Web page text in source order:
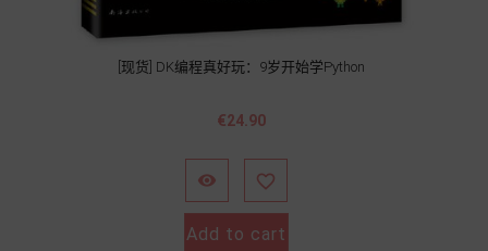
[现货] DK编程真好玩：9岁开始学Python
Price
€24.90
 
Add to cart